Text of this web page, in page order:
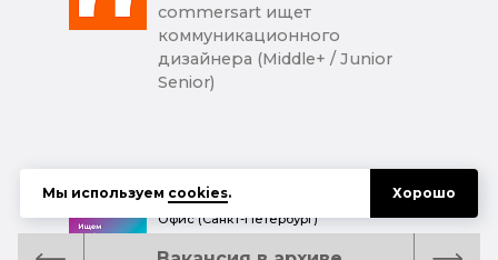
commersart ищет
коммуникационного
дизайнера (Middle+ / Junior
Senior)
8 Июн
Офис (Санкт-Петербург)
Мы используем cookies. Хорошо